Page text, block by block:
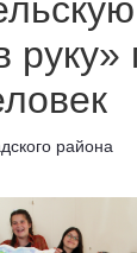
руку»
района